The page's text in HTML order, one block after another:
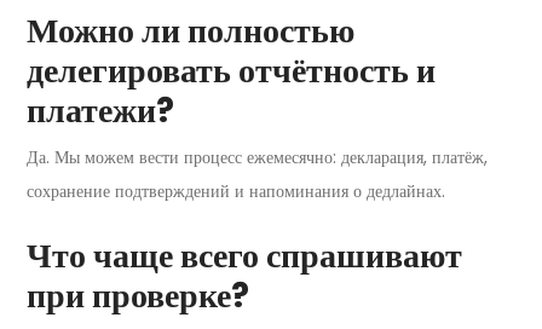
Можно ли полностью
делегировать отчётность и
платежи?
Да. Мы можем вести процесс ежемесячно: декларация, платёж,
сохранение подтверждений и напоминания о дедлайнах.
Что чаще всего спрашивают
при проверке?